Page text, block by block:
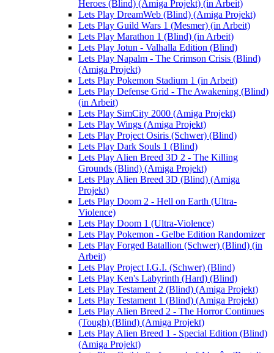
Heroes (Blind) (Amiga Projekt) (in Arbeit)
Lets Play DreamWeb (Blind) (Amiga Projekt)
Lets Play Guild Wars 1 (Mesmer) (in Arbeit)
Lets Play Marathon 1 (Blind) (in Arbeit)
Lets Play Jotun - Valhalla Edition (Blind)
Lets Play Napalm - The Crimson Crisis (Blind)
(Amiga Projekt)
Lets Play Pokemon Stadium 1 (in Arbeit)
Lets Play Defense Grid - The Awakening (Blind)
(in Arbeit)
Lets Play SimCity 2000 (Amiga Projekt)
Lets Play Wings (Amiga Projekt)
Lets Play Project Osiris (Schwer) (Blind)
Lets Play Dark Souls 1 (Blind)
Lets Play Alien Breed 3D 2 - The Killing
Grounds (Blind) (Amiga Projekt)
Lets Play Alien Breed 3D (Blind) (Amiga
Projekt)
Lets Play Doom 2 - Hell on Earth (Ultra-
Violence)
Lets Play Doom 1 (Ultra-Violence)
Lets Play Pokemon - Gelbe Edition Randomizer
Lets Play Forged Batallion (Schwer) (Blind) (in
Arbeit)
Lets Play Project I.G.I. (Schwer) (Blind)
Lets Play Ken's Labyrinth (Hard) (Blind)
Lets Play Testament 2 (Blind) (Amiga Projekt)
Lets Play Testament 1 (Blind) (Amiga Projekt)
Lets Play Alien Breed 2 - The Horror Continues
(Tough) (Blind) (Amiga Projekt)
Lets Play Alien Breed 1 - Special Edition (Blind)
(Amiga Projekt)